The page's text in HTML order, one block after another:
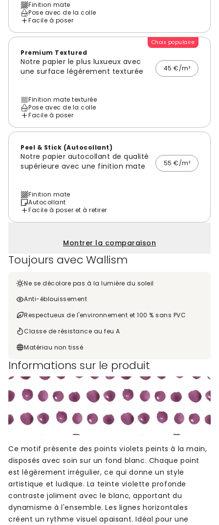
Finition mate
Pose avec de la colle
Facile à poser
Choix populaire
Premium Textured
Notre papier le plus luxueux avec
une surface légèrement texturée
45 €/m²
Finition mate texturée
Pose avec de la colle
Facile à poser
Peel & Stick (Autocollant)
Notre papier autocollant de qualité
supérieure avec une finition mate
55 €/m²
Finition mate
Autocollant
Facile à poser et à retirer
Montrer la comparaison
Toujours avec Wallism
Ne se décolore pas à la lumière du soleil
Anti-éblouissement
Respectueux de l'environnement et 100 % sans PVC
Classe de résistance au feu A
Matériau non tissé
Informations sur le produit
Ce motif présente des points violets peints à la main,
disposés avec soin sur un fond blanc. Chaque point
est légèrement irrégulier, ce qui donne un style
artistique et ludique. La teinte violette profonde
contraste joliment avec le blanc, apportant du
dynamisme à l'ensemble. Les lignes horizontales
créent un rythme visuel apaisant. Idéal pour une